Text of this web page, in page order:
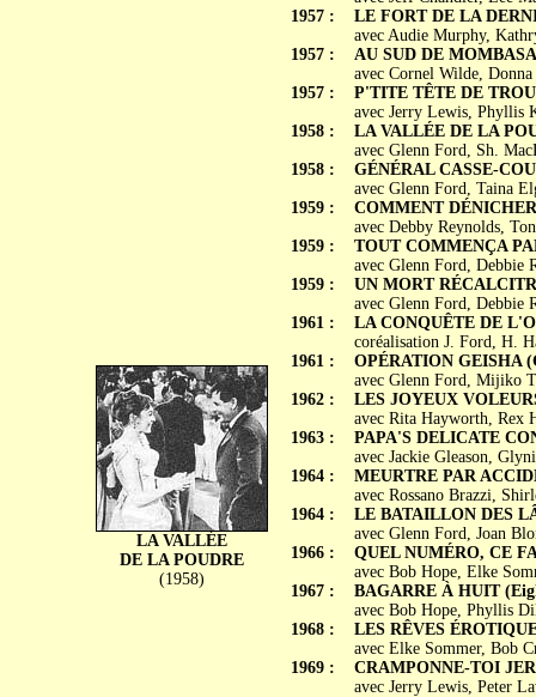
LA VALLÉE
DE LA POUDRE
(1958)
1957 :
1957 :
1957 :
1958 :
1958 :
1959 :
1959 :
1959 :
1961 :
1961 :
1962 :
1963 :
1964 :
1964 :
1966 :
1967 :
1968 :
1969 :
LE FORT DE LA
avec Audie Murphy,
AU SUD DE
avec Cornel Wilde,
P'TITE TÊTE DE
avec Jerry Lewis, Phyllis
LA VALLÉE DE LA
avec Glenn Ford, Sh.
GÉNÉRAL CASSE-
avec Glenn Ford, Taina
COMMENT
avec Debby Reynolds,
TOUT COMMENÇA
avec Glenn Ford, Debbie
UN MORT
avec Glenn Ford, Debbie
LA CONQUÊTE DE
coréalisation J. Ford, H.
OPÉRATION GEISHA
avec Glenn Ford, Mijiko
LES JOYEUX
avec Rita Hayworth, Rex
PAPA'S DELICATE
avec Jackie Gleason,
MEURTRE PAR
avec Rossano Brazzi,
LE BATAILLON DES
avec Glenn Ford, Joan
QUEL NUMÉRO, CE
avec Bob Hope, Elke
BAGARRE À HUIT
avec Bob Hope, Phyllis
LES RÊVES
avec Elke Sommer, Bob
CRAMPONNE-TOI
avec Jerry Lewis, Peter